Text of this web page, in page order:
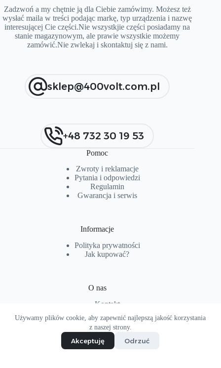
Używamy plików cookie, aby zapewnić najlepszą jakość korzystania
z naszej strony.
Akceptuję Odrzuć
Zadzwoń a my chętnie ją dla Ciebie zamówimy. Możesz też
wysłać maila w treści podając markę, typ urządzenia i nazwę
interesującej Cie części.Nie wszystkjie części posiadamy na
stanie magazynowym, ale prawie wszystkie możemy
zamówić.Nie zwlekaj i skontaktuj się z nami.
sklep@400volt.com.pl
+48 732 30 19 53
Pomoc
Zwroty i reklamacje
Pytania i odpowiedzi
Regulamin
Gwarancja i serwis
Informacje
Polityka prywatności
Jak kupować?
O nas
Kontakt
Copyright © 2026 - Projekt i realizacjahoptopart.pl